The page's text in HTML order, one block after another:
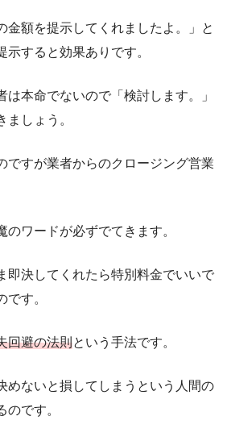
金額を提示してくれましたよ。」と
すると効果ありです。
は本命でないので「検討します。」
ましょう。
ですが業者からのクロージング営業
のワードが必ずでてきます。
即決してくれたら特別料金でいいで
す。
回避の法則という手法です。
めないと損してしまうという人間の
です。